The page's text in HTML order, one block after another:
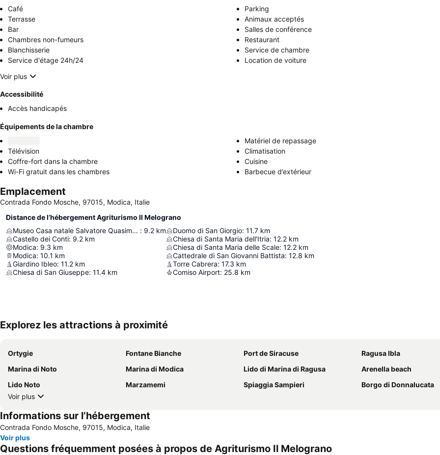
Café
Parking
Terrasse
Animaux acceptés
Bar
Salles de conférence
Chambres non-fumeurs
Restaurant
Blanchisserie
Service de chambre
Service d'étage 24h/24
Location de voiture
Voir plus
Accessibilité
Accès handicapés
Équipements de la chambre
Matériel de repassage
Télévision
Climatisation
Coffre-fort dans la chambre
Cuisine
Wi-Fi gratuit dans les chambres
Barbecue d’extérieur
Emplacement
Contrada Fondo Mosche, 97015, Modica, Italie
Distance de l’hébergement Agriturismo Il Melograno
Museo Casa natale Salvatore Quasimodo : 9.2 km
Castello dei Conti: 9.2 km
Modica: 9.3 km
Modica: 10.1 km
Giardino Ibleo: 11.2 km
Chiesa di San Giuseppe: 11.4 km
Duomo di San Giorgio: 11.7 km
Chiesa di Santa Maria dell'Itria: 12.2 km
Chiesa di Santa Maria delle Scale: 12.2 km
Cattedrale di San Giovanni Battista: 12.8 km
Torre Cabrera: 17.3 km
Comiso Airport: 25.8 km
Explorez les attractions à proximité
Ortygie Fontane Bianche Port de Siracuse
Ragusa Ibla
Marina di Noto
Marina di Modica Lido di Marina di Ragusa
Arenella beach
Lido Noto
Marzamemi Spiaggia Sampieri
Borgo di Donnalucata
Voir plus
Informations sur l’hébergement
Contrada Fondo Mosche, 97015, Modica, Italie
Voir plus
Questions fréquemment posées à propos de Agriturismo Il Melograno